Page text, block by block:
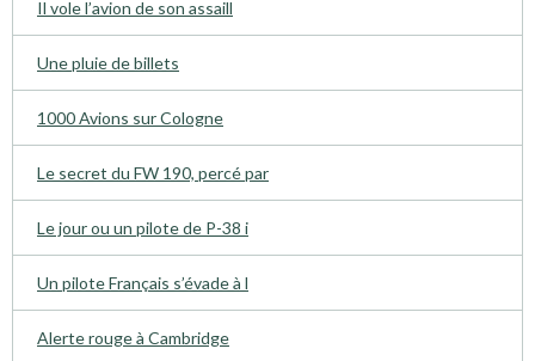
Il vole l’avion de son assaill
Une pluie de billets
1000 Avions sur Cologne
Le secret du FW 190, percé par
Le jour ou un pilote de P-38 i
Un pilote Français s’évade à l
Alerte rouge à Cambridge